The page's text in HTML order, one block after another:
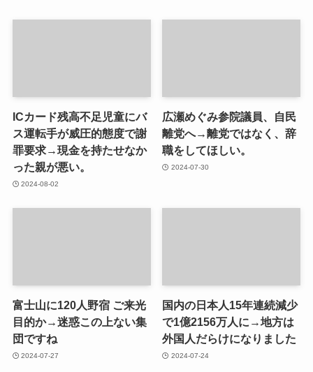
ICカード残高不足児童にバ
ス運転手が威圧的態度で謝
罪要求→現金を持たせなか
った親が悪い。
2024-08-02
広瀬めぐみ参院議員、自民
離党へ→離党ではなく、辞
職をしてほしい。
2024-07-30
富士山に120人野宿 ご来光
目的か→迷惑この上ない集
団ですね
2024-07-27
国内の日本人15年連続減少
で1億2156万人に→地方は
外国人だらけになりました
2024-07-24